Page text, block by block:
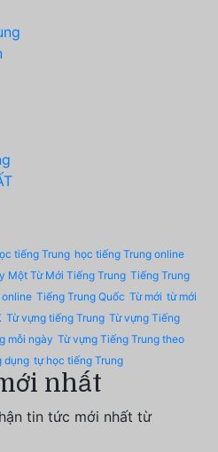
tiếng Trung học tiếng Trung online
Một Từ Mới Tiếng Trung Tiếng Trung
Tiếng Trung Quốc Từ mới từ mới
Từ vựng tiếng Trung Từ vựng Tiếng
mỗi ngày Từ vựng Tiếng Trung theo
dụng tự học tiếng Trung
nhất
tin tức mới nhất từ